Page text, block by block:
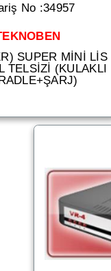
No :34957
SUPER MİNİ LİS
TELSİZİ (KULAKLI